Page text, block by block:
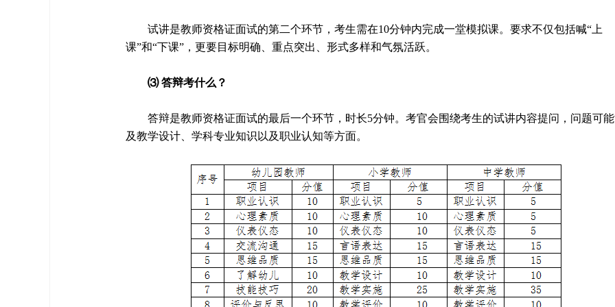
试讲是教师资格证面试的第二个环节，考生需在10分钟内完成一堂模拟课。要求不仅包括喊“上
课”和“下课”，更要目标明确、重点突出、形式多样和气氛活跃。
⑶ 答辩考什么？
答辩是教师资格证面试的最后一个环节，时长5分钟。考官会围绕考生的试讲内容提问，问题可
及教学设计、学科专业知识以及职业认知等方面。